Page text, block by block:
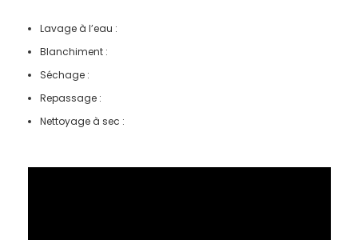
Lavage à l’eau :
Blanchiment :
Séchage :
Repassage :
Nettoyage à sec :